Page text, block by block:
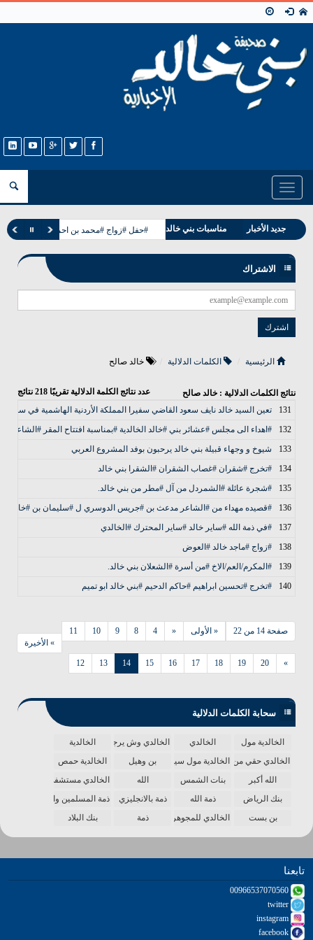
Toggle
navigation
جديد الأخبار
وفيات بني خالد
مناسبات بني خالد #حفل #زواج #محمد بن احمد بن عيسى
الاشتراك
الرئيسية الكلمات الدلالية خالد صالح
نتائج الكلمات الدلالية : خالد صالح عدد نتائج الكلمة الدلالية تقريبًا 218 نتائج
131
تعين السيد خالد نايف سعود القاضي سفيرا المملكة الأردنية الهاشمية في
132
#اهداء الى مجلس #عشائر بني #خالد الخالدية #بمناسبة افتتاح المقر #الشاعر
133
شيوخ و وجهاء قبيلة بني خالد يرحبون بوفد المشروع العربي
134
#تخرج #شقران #غصاب الشقران #الشقرا بني خالد
135
#شجرة عائلة #الشمردل من آل #مطر من بني خالد.
136
#قصيده مهداء من #الشاعر مدعث بن #جريس الدوسري ل #سليمان بن #خالد
137
#في ذمة الله #ساير خالد #ساير المحترك #الخالدي
138
#زواج #ماجد خالد #العوض
139
#المكرم/العم/الاخ #من أسرة #الشعلان بني خالد.
140
#تخرج #تحسين ابراهيم #حاكم الدحيم #بني خالد ابو تميم
صفحة 14 من 22 « الأولى «
4
8
9
10
11
12 13 14 15 16 17 18 19 20 »
» الأخيرة
سحابة الكلمات الدلالية
الخالدية مول الخالدي الخالدي وش يرجع
الخالدية
الخالدي حقي من الدنياالخالدية مول سينما بن وهيل
الخالدية حمص
الله أكبر
بنات الشمس الله
الخالدي مستشفى
بنك الرياض
ذمة الله ذمة بالانجليزي
ذمة المسلمين واحدة
بن بست
الخالدي للمجوهرات ذمة بنك البلاد
تابعنا